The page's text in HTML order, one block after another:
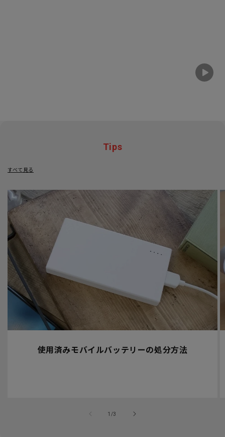
Tips
すべて見る
使用済みモバイルバッテリーの処分方法
1 /
の3